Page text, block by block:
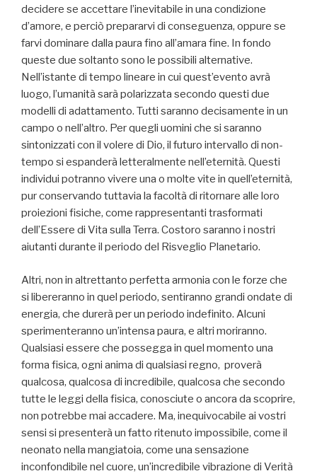
decidere se accettare l’inevitabile in una condizione
d’amore, e perciò prepararvi di conseguenza, oppure se
farvi dominare dalla paura fino all’amara fine. In fondo
queste due soltanto sono le possibili alternative.
Nell’istante di tempo lineare in cui quest’evento avrà
luogo, l’umanità sarà polarizzata secondo questi due
modelli di adattamento. Tutti saranno decisamente in un
campo o nell’altro. Per quegli uomini che si saranno
sintonizzati con il volere di Dio, il futuro intervallo di non-
tempo si espanderà letteralmente nell’eternità. Questi
individui potranno vivere una o molte vite in quell’eternità,
pur conservando tuttavia la facoltà di ritornare alle loro
proiezioni fisiche, come rappresentanti trasformati
dell’Essere di Vita sulla Terra. Costoro saranno i nostri
aiutanti durante il periodo del Risveglio Planetario.
Altri, non in altrettanto perfetta armonia con le forze che
si libereranno in quel periodo, sentiranno grandi ondate di
energia, che durerà per un periodo indefinito. Alcuni
sperimenteranno un’intensa paura, e altri moriranno.
Qualsiasi essere che possegga in quel momento una
forma fisica, ogni anima di qualsiasi regno, proverà
qualcosa, qualcosa di incredibile, qualcosa che secondo
tutte le leggi della fisica, conosciute o ancora da scoprire,
non potrebbe mai accadere. Ma, inequivocabile ai vostri
sensi si presenterà un fatto ritenuto impossibile, come il
neonato nella mangiatoia, come una sensazione
inconfondibile nel cuore, un’incredibile vibrazione di Verità